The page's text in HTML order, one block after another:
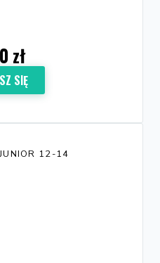
zł
SIĘ
12-14